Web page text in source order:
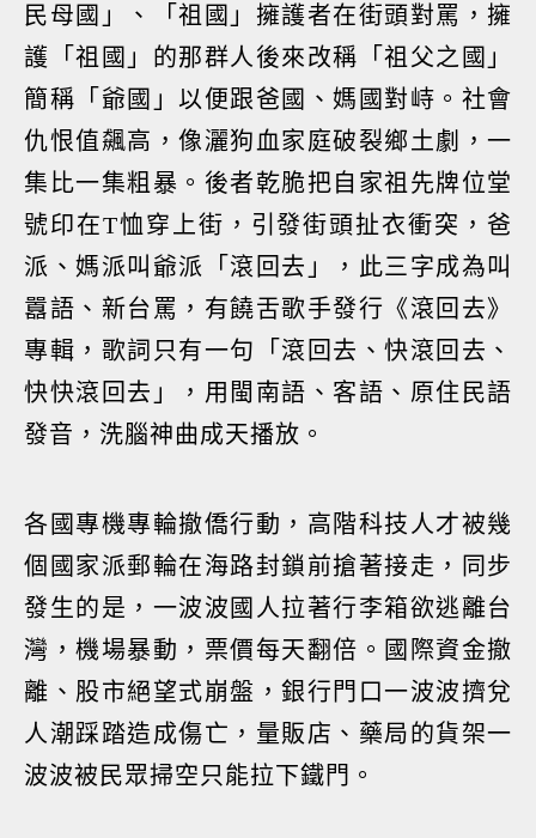
民母國」、「祖國」擁護者在街頭對罵，擁
護「祖國」的那群人後來改稱「祖父之國」
簡稱「爺國」以便跟爸國、媽國對峙。社會
仇恨值飆高，像灑狗血家庭破裂鄉土劇，一
集比一集粗暴。後者乾脆把自家祖先牌位堂
號印在T恤穿上街，引發街頭扯衣衝突，爸
派、媽派叫爺派「滾回去」，此三字成為叫
囂語、新台罵，有饒舌歌手發行《滾回去》
專輯，歌詞只有一句「滾回去、快滾回去、
快快滾回去」，用閩南語、客語、原住民語
發音，洗腦神曲成天播放。
各國專機專輪撤僑行動，高階科技人才被幾
個國家派郵輪在海路封鎖前搶著接走，同步
發生的是，一波波國人拉著行李箱欲逃離台
灣，機場暴動，票價每天翻倍。國際資金撤
離、股市絕望式崩盤，銀行門口一波波擠兌
人潮踩踏造成傷亡，量販店、藥局的貨架一
波波被民眾掃空只能拉下鐵門。